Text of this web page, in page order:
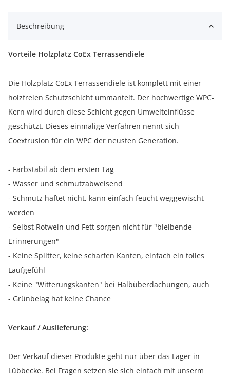
Beschreibung
Vorteile Holzplatz CoEx Terrassendiele
Die Holzplatz CoEx Terrassendiele ist komplett mit einer
holzfreien Schutzschicht ummantelt. Der hochwertige WPC-
Kern wird durch diese Schicht gegen Umwelteinflüsse
geschützt. Dieses einmalige Verfahren nennt sich
Coextrusion für ein WPC der neusten Generation.
- Farbstabil ab dem ersten Tag
- Wasser und schmutzabweisend
- Schmutz haftet nicht, kann einfach feucht weggewischt
werden
- Selbst Rotwein und Fett sorgen nicht für "bleibende
Erinnerungen"
- Keine Splitter, keine scharfen Kanten, einfach ein tolles
Laufgefühl
- Keine "Witterungskanten" bei Halbüberdachungen, auch
- Grünbelag hat keine Chance
Verkauf / Auslieferung:
Der Verkauf dieser Produkte geht nur über das Lager in
Lübbecke. Bei Fragen setzen sie sich einfach mit unserm